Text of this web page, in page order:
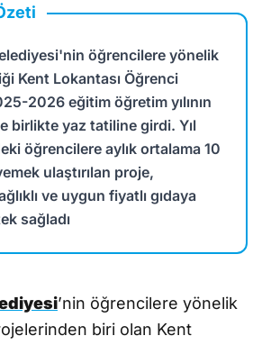
öğrencilere yönelik
Kent Lokantası Öğrenci
2026 eğitim öğretim yılının
birlikte yaz tatiline girdi. Yıl
öğrencilere aylık ortalama 10
ulaştırılan proje,
ve uygun fiyatlı gıdaya
sağladı
’nin öğrencilere yönelik
biri olan Kent